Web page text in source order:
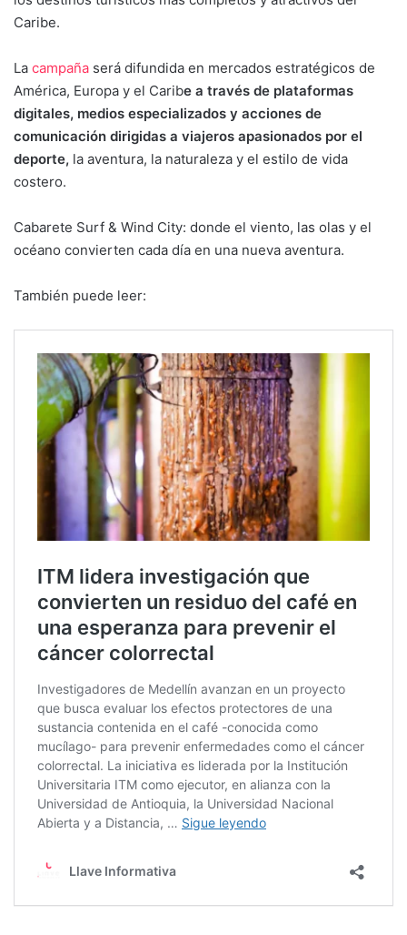
Caribe.
La campaña será difundida en mercados estratégicos de
América, Europa y el Caribe a través de plataformas
digitales, medios especializados y acciones de
comunicación dirigidas a viajeros apasionados por el
deporte, la aventura, la naturaleza y el estilo de vida
costero.
Cabarete Surf & Wind City: donde el viento, las olas y el
océano convierten cada día en una nueva aventura.
También puede leer: